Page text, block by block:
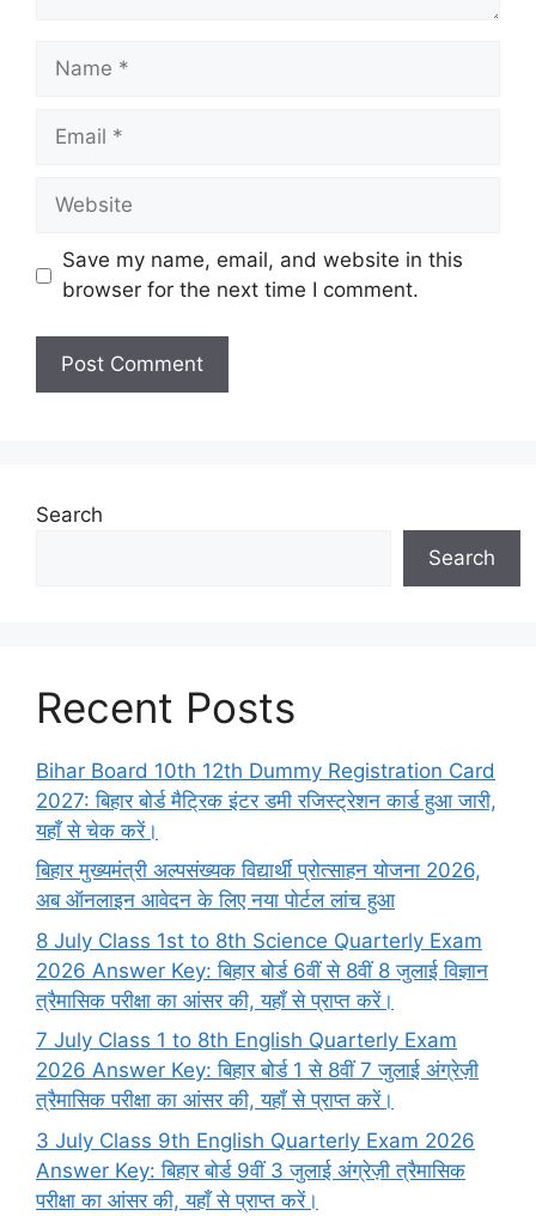
Name
Email
Website
Save my name, email, and website in this
browser for the next time I comment.
Search
Search
Recent Posts
Bihar Board 10th 12th Dummy Registration Card
2027: बिहार बोर्ड मैट्रिक इंटर डमी रजिस्ट्रेशन कार्ड हुआ जारी,
यहाँ से चेक करें।
बिहार मुख्यमंत्री अल्पसंख्यक विद्यार्थी प्रोत्साहन योजना 2026,
अब ऑनलाइन आवेदन के लिए नया पोर्टल लांच हुआ
8 July Class 1st to 8th Science Quarterly Exam
2026 Answer Key: बिहार बोर्ड 6वीं से 8वीं 8 जुलाई विज्ञान
त्रैमासिक परीक्षा का आंसर की, यहाँ से प्राप्त करें।
7 July Class 1 to 8th English Quarterly Exam
2026 Answer Key: बिहार बोर्ड 1 से 8वीं 7 जुलाई अंग्रेज़ी
त्रैमासिक परीक्षा का आंसर की, यहाँ से प्राप्त करें।
3 July Class 9th English Quarterly Exam 2026
Answer Key: बिहार बोर्ड 9वीं 3 जुलाई अंग्रेज़ी त्रैमासिक
परीक्षा का आंसर की, यहाँ से प्राप्त करें।